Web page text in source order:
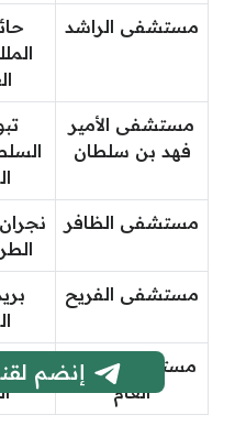
مستشفى الراشد
مستشفى الأمير
فهد بن سلطان
مستشفى الظافر
مستشفى الفريح
مستشفى غدران
العام
إنضم